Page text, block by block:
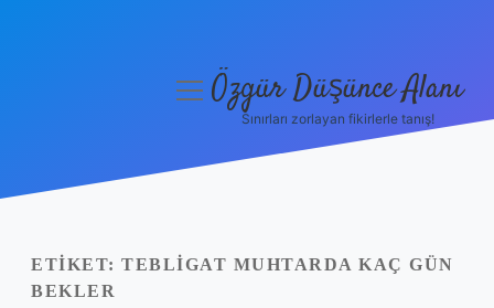
Yasal Uyarı
menüyüÖzgür Düşünce Alanı
Sınırları zorlayan fikirlerle tanış!
ETIKET: TEBLIGAT MUHTARDA KAÇ GÜN
BEKLER